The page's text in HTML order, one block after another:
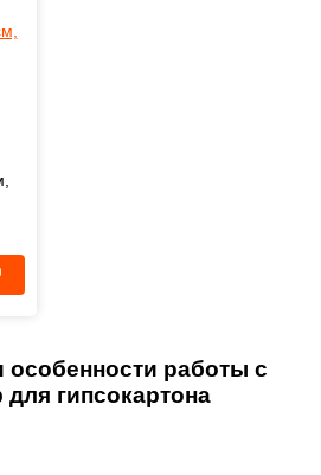
особенности работы с
гипсокартона